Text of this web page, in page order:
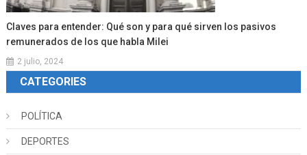
Claves para entender: Qué son y para qué sirven los pasivos
remunerados de los que habla Milei
2 julio, 2024
CATEGORIES
POLÍTICA
DEPORTES